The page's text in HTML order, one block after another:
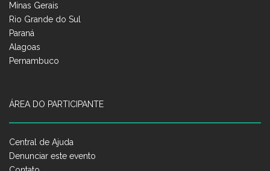
Minas Gerais
Rio Grande do Sul
Paraná
Alagoas
Pernambuco
ÁREA DO PARTICIPANTE
Central de Ajuda
Denunciar este evento